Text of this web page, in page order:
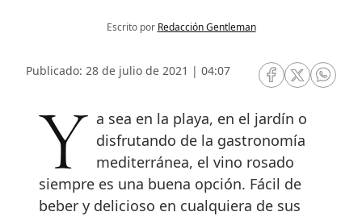
Escrito por Redacción Gentleman
Publicado: 28 de julio de 2021 | 04:07
RRSS Facebook
RRSSRRSS
Ya sea en la playa, en el jardín o
disfrutando de la gastronomía
mediterránea, el vino rosado
siempre es una buena opción. Fácil de
beber y delicioso en cualquiera de sus